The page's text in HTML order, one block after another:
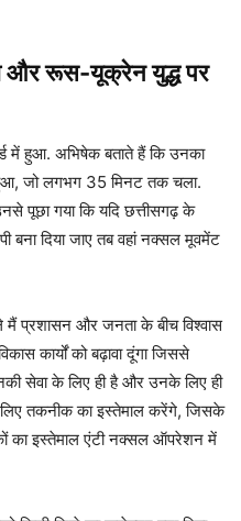
और रूस-यूक्रेन युद्ध पर
में हुआ. अभिषेक बताते हैं कि उनका
जो लगभग 35 मिनट तक चला.
पूछा गया कि यदि छत्तीसगढ़ के
बना दिया जाए तब वहां नक्सल मूवमेंट
प्रशासन और जनता के बीच विश्वास
कार्यों को बढ़ावा दूंगा जिससे
सेवा के लिए ही है और उनके लिए ही
तकनीक का इस्तेमाल करेंगे, जिसके
का इस्तेमाल एंटी नक्सल ऑपरेशन में